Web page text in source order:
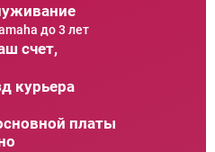
до 3 лет
счет,
курьера
платы